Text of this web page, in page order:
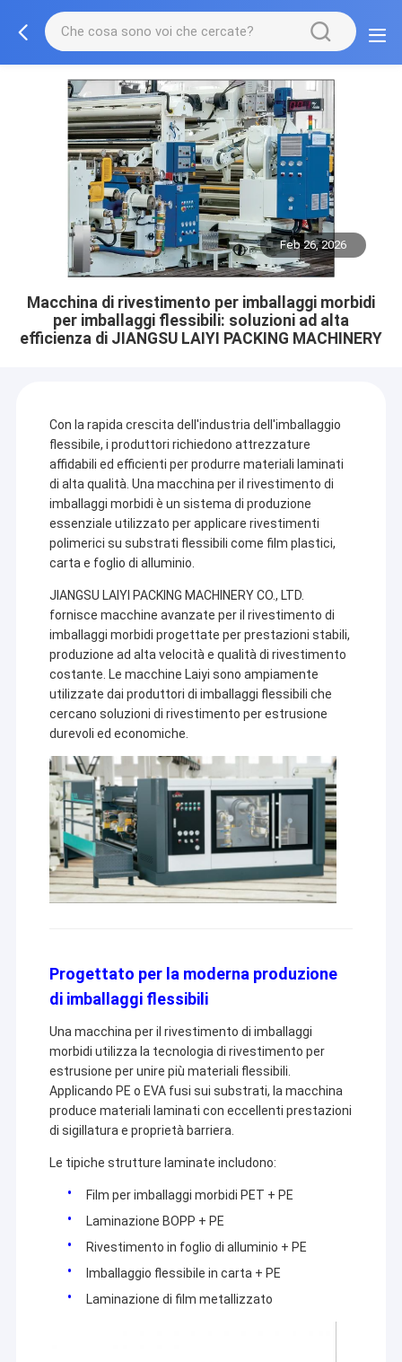
Feb 26, 2026
Macchina di rivestimento per imballaggi morbidi
per imballaggi flessibili: soluzioni ad alta
efficienza di JIANGSU LAIYI PACKING MACHINERY
Con la rapida crescita dell'industria dell'imballaggio
flessibile, i produttori richiedono attrezzature
affidabili ed efficienti per produrre materiali laminati
di alta qualità. Una macchina per il rivestimento di
imballaggi morbidi è un sistema di produzione
essenziale utilizzato per applicare rivestimenti
polimerici su substrati flessibili come film plastici,
carta e foglio di alluminio.
JIANGSU LAIYI PACKING MACHINERY CO., LTD.
fornisce macchine avanzate per il rivestimento di
imballaggi morbidi progettate per prestazioni stabili,
produzione ad alta velocità e qualità di rivestimento
costante. Le macchine Laiyi sono ampiamente
utilizzate dai produttori di imballaggi flessibili che
cercano soluzioni di rivestimento per estrusione
durevoli ed economiche.
Progettato per la moderna produzione
di imballaggi flessibili
Una macchina per il rivestimento di imballaggi
morbidi utilizza la tecnologia di rivestimento per
estrusione per unire più materiali flessibili.
Applicando PE o EVA fusi sui substrati, la macchina
produce materiali laminati con eccellenti prestazioni
di sigillatura e proprietà barriera.
Le tipiche strutture laminate includono:
Film per imballaggi morbidi PET + PE
Laminazione BOPP + PE
Rivestimento in foglio di alluminio + PE
Imballaggio flessibile in carta + PE
Laminazione di film metallizzato